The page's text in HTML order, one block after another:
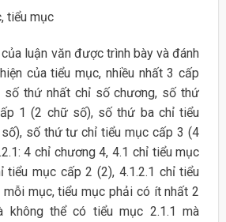
tiểu mục
luận văn được trình bày và đánh
của tiểu mục, nhiều nhất 3 cấp
thứ nhất chỉ số chương, số thứ
1 (2 chữ số), số thứ ba chỉ tiểu
số thứ tư chỉ tiểu mục cấp 3 (4
4 chỉ chương 4, 4.1 chỉ tiểu mục
tiểu mục cấp 2 (2), 4.1.2.1 chỉ tiểu
mục, tiểu mục phải có ít nhất 2
không thể có tiểu mục 2.1.1 mà